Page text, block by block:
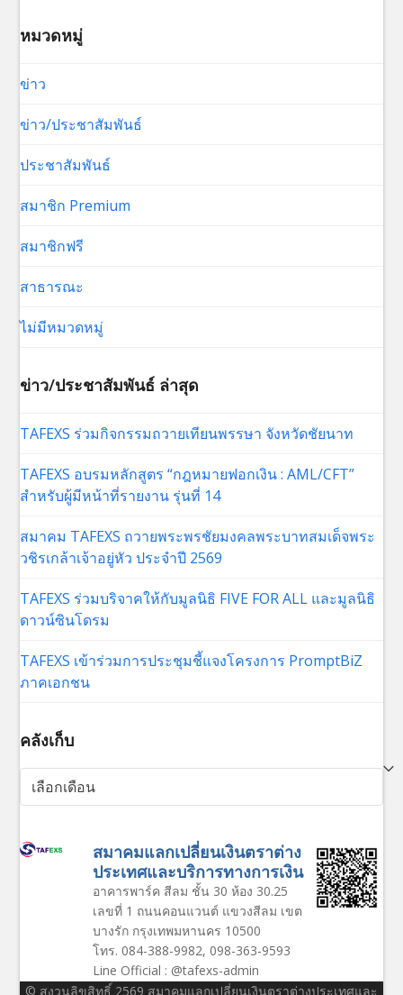
หมวดหมู่
ข่าว
ข่าว/ประชาสัมพันธ์
ประชาสัมพันธ์
สมาชิก Premium
สมาชิกฟรี
สาธารณะ
ไม่มีหมวดหมู่
ข่าว/ประชาสัมพันธ์ ล่าสุด
TAFEXS ร่วมกิจกรรมถวายเทียนพรรษา จังหวัดชัยนาท
TAFEXS อบรมหลักสูตร “กฎหมายฟอกเงิน : AML/CFT”
สำหรับผู้มีหน้าที่รายงาน รุ่นที่ 14
สมาคม TAFEXS ถวายพระพรชัยมงคลพระบาทสมเด็จพระ
วชิรเกล้าเจ้าอยู่หัว ประจำปี 2569
TAFEXS ร่วมบริจาคให้กับมูลนิธิ FIVE FOR ALL และมูลนิธิ
ดาวน์ซินโดรม
TAFEXS เข้าร่วมการประชุมชี้แจงโครงการ PromptBiZ
ภาคเอกชน
คลังเก็บ
คลัง
เก็บ
สมาคมแลกเปลี่ยนเงินตราต่าง
ประเทศและบริการทางการเงิน
อาคารพาร์ค สีลม ชั้น 30 ห้อง 30.25
เลขที่ 1 ถนนคอนแวนต์ แขวงสีลม เขต
บางรัก กรุงเทพมหานคร 10500
โทร. 084-388-9982, 098-363-9593
Line Official : @tafexs-admin
© สงวนลิขสิทธิ์ 2569 สมาคมแลกเปลี่ยนเงินตราต่างประเทศและ